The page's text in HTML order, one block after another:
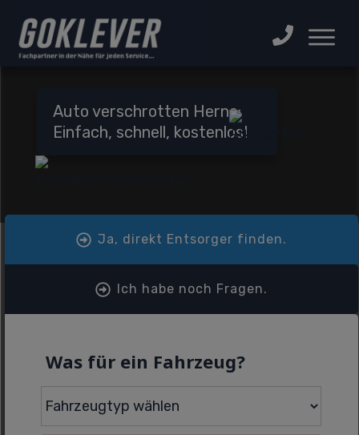
Auto verschrotten Herne:
Einfach, schnell, kostenlos!
Ja, direkt Entsorger finden.
Ich habe noch Fragen.
Was für ein Fahrzeug?